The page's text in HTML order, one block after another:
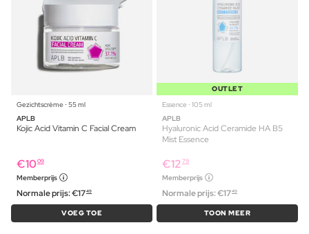
Gezichtscrème ⋅ 55 ml
APLB
Kojic Acid Vitamin C Facial Cream
€1009
Memberprijs
Normale prijs:€1749
VOEG TOE
OUTLET
Essence ⋅ 105 ml
APLB
Hyaluronic Acid Ceramide HA B5
Mist Essence
€12 79
Memberprijs
Normale prijs:€1749
TOON MEER